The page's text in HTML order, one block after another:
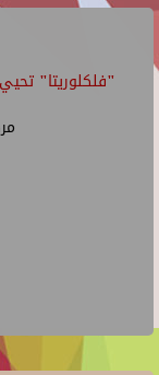
"فلكلوريتا"